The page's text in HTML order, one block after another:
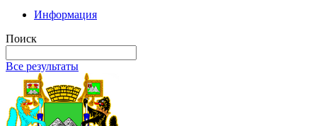
Информация
Поиск
Все результаты